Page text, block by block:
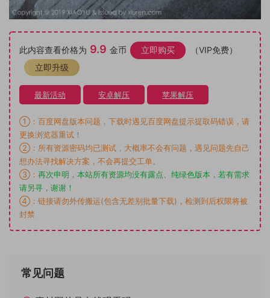
此内容查看价格为 9.9 金币 立即购买
（VIP免费）
立即升级
最新活动 安卓解压 苹果解压
①：百度网盘版本问题，下载时遇见百度网盘提示提取码错误，请
更换浏览器重试！
②：所有资源密码均已测试，大概率不会有问题，遇见问题先自己
想办法寻找解决方案，不会再提交工单。
③： 再次申明，本站所有资源均没有露点、纯绿色版本，若有需求
请另寻，谢谢！
④：链接请勿外传搬运(包含无差别批量下载)，检测到后权限将被
封禁
常见问题